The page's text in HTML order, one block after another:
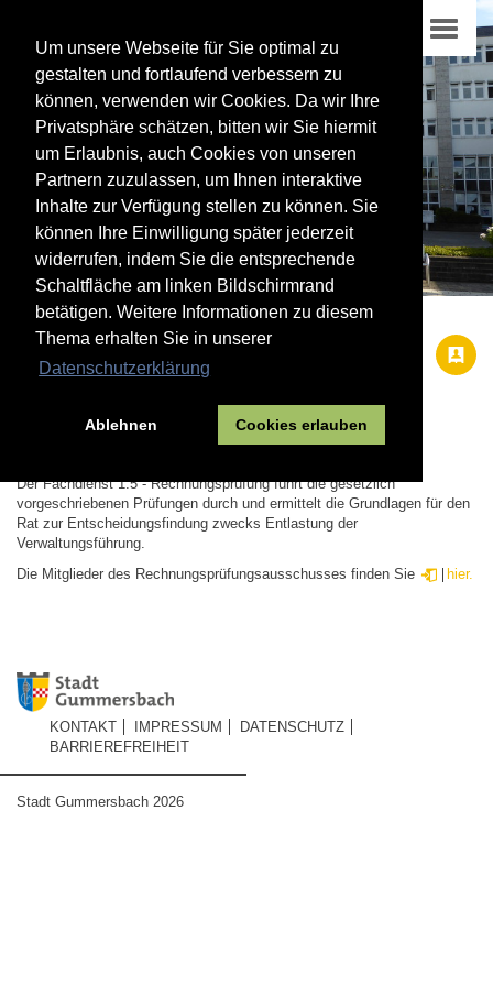
Um unsere Webseite für Sie optimal zu
gestalten und fortlaufend verbessern zu
können, verwenden wir Cookies. Da wir Ihre
Privatsphäre schätzen, bitten wir Sie hiermit
um Erlaubnis, auch Cookies von unseren
Partnern zuzulassen, um Ihnen interaktive
Inhalte zur Verfügung stellen zu können. Sie
können Ihre Einwilligung später jederzeit
widerrufen, indem Sie die entsprechende
Schaltfläche am linken Bildschirmrand
betätigen. Weitere Informationen zu diesem
Thema erhalten Sie in unserer
Datenschutzerklärung
Ablehnen Cookies erlauben
01
Dezernat I
FD 1.5 - Rechnungsprüfung
Der Fachdienst 1.5 - Rechnungsprüfung führt die gesetzlich
vorgeschriebenen Prüfungen durch und ermittelt die Grundlagen für den
Rat zur Entscheidungsfindung zwecks Entlastung der
Verwaltungsführung.
Die Mitglieder des Rechnungsprüfungsausschusses finden Sie
hier.
KONTAKT IMPRESSUM
DATENSCHUTZ
BARRIEREFREIHEIT
Stadt Gummersbach 2026